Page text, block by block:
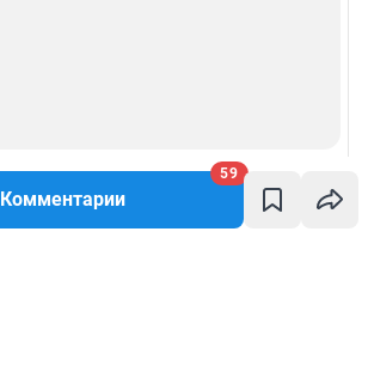
Комментарии
59